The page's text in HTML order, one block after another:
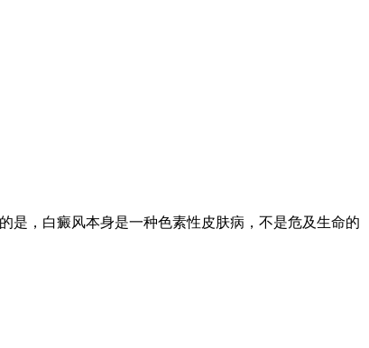
是，白癜风本身是一种色素性皮肤病，不是危及生命的